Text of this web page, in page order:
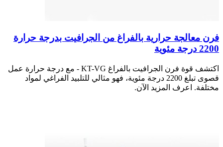
فرن معالجة حرارية بالفراغ من الجرافيت بدرجة حرارة
2200 درجة مئوية
اكتشف قوة فرن الجرافيت بالفراغ KT-VG - مع درجة حرارة عمل
قصوى تبلغ 2200 درجة مئوية، فهو مثالي للتلبيد الفراغي لمواد
مختلفة. اعرف المزيد الآن.